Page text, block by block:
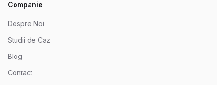
Companie
Despre Noi
Studii de Caz
Blog
Contact